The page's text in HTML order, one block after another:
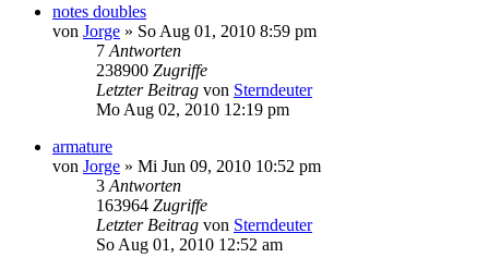
notes doubles
von Jorge » So Aug 01, 2010 8:59 pm
7 Antworten
238900 Zugriffe
Letzter Beitrag von Sterndeuter
Mo Aug 02, 2010 12:19 pm
armature
von Jorge » Mi Jun 09, 2010 10:52 pm
3 Antworten
163964 Zugriffe
Letzter Beitrag von Sterndeuter
So Aug 01, 2010 12:52 am